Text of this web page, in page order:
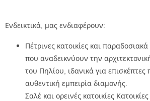
Ενδεικτικά, μας ενδιαφέρουν:
Πέτρινες κατοικίες και
που αναδεικνύουν την
του Πηλίου, ιδανικά για
αυθεντική εμπειρία διαμονής.
Σαλέ και ορεινές κατοικίες